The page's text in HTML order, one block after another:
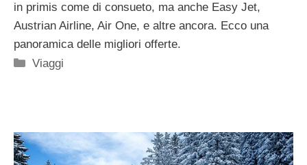
in primis come di consueto, ma anche Easy Jet,
Austrian Airline, Air One, e altre ancora. Ecco una
panoramica delle migliori offerte.
Categorie
Viaggi